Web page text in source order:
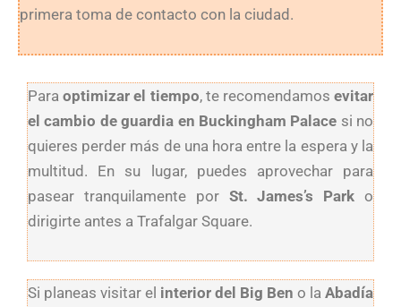
primera toma de contacto con la ciudad.
Paraoptimizar el tiempo, te recomendamosevitar
el cambio de guardia en Buckingham Palace si no
quieres perder más de una hora entre la espera y la
multitud. En su lugar, puedes aprovechar para
pasear tranquilamente por St. James’s Park o
dirigirte antes a Trafalgar Square.
Si planeas visitar el interior del Big Ben o la Abadía